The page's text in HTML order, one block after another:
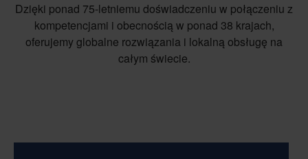
Dzięki ponad 75-letniemu doświadczeniu w połączeniu z
kompetencjami i obecnością w ponad 38 krajach,
oferujemy globalne rozwiązania i lokalną obsługę na
całym świecie.